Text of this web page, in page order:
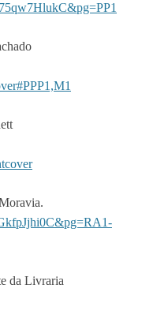
da Livraria